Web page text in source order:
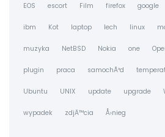
EOS escort Film firefox google
ibm Kot laptop lech linux
muzyka NetBSD Nokia one
plugin praca samochÃ³d
Ubuntu UNIX update upgrade
wypadek zdjÄ™cia Å›nieg